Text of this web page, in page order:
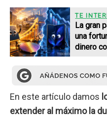
TE
La gran
una
dinero
En este artículo damos
extender al máximo la